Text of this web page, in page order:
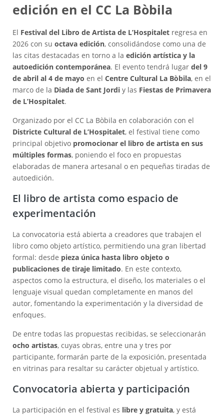
edición en el CC La Bòbila
El Festival del Libro de Artista de L’Hospitalet regresa en
2026 con su octava edición, consolidándose como una de
las citas destacadas en torno a la edición artística y la
autoedición contemporánea. El evento tendrá lugar del 9
de abril al 4 de mayo en el Centre Cultural La Bòbila, en el
marco de la Diada de Sant Jordi y las Fiestas de Primavera
de L’Hospitalet.
Organizado por el CC La Bòbila en colaboración con el
Districte Cultural de L’Hospitalet, el festival tiene como
principal objetivo promocionar el libro de artista en sus
múltiples formas, poniendo el foco en propuestas
elaboradas de manera artesanal o en pequeñas tiradas de
autoedición.
El libro de artista como espacio de
experimentación
La convocatoria está abierta a creadores que trabajen el
libro como objeto artístico, permitiendo una gran libertad
formal: desde pieza única hasta libro objeto o
publicaciones de tiraje limitado. En este contexto,
aspectos como la estructura, el diseño, los materiales o el
lenguaje visual quedan completamente en manos del
autor, fomentando la experimentación y la diversidad de
enfoques.
De entre todas las propuestas recibidas, se seleccionarán
ocho artistas, cuyas obras, entre una y tres por
participante, formarán parte de la exposición, presentada
en vitrinas para resaltar su carácter objetual y artístico.
Convocatoria abierta y participación
La participación en el festival es libre y gratuita, y está